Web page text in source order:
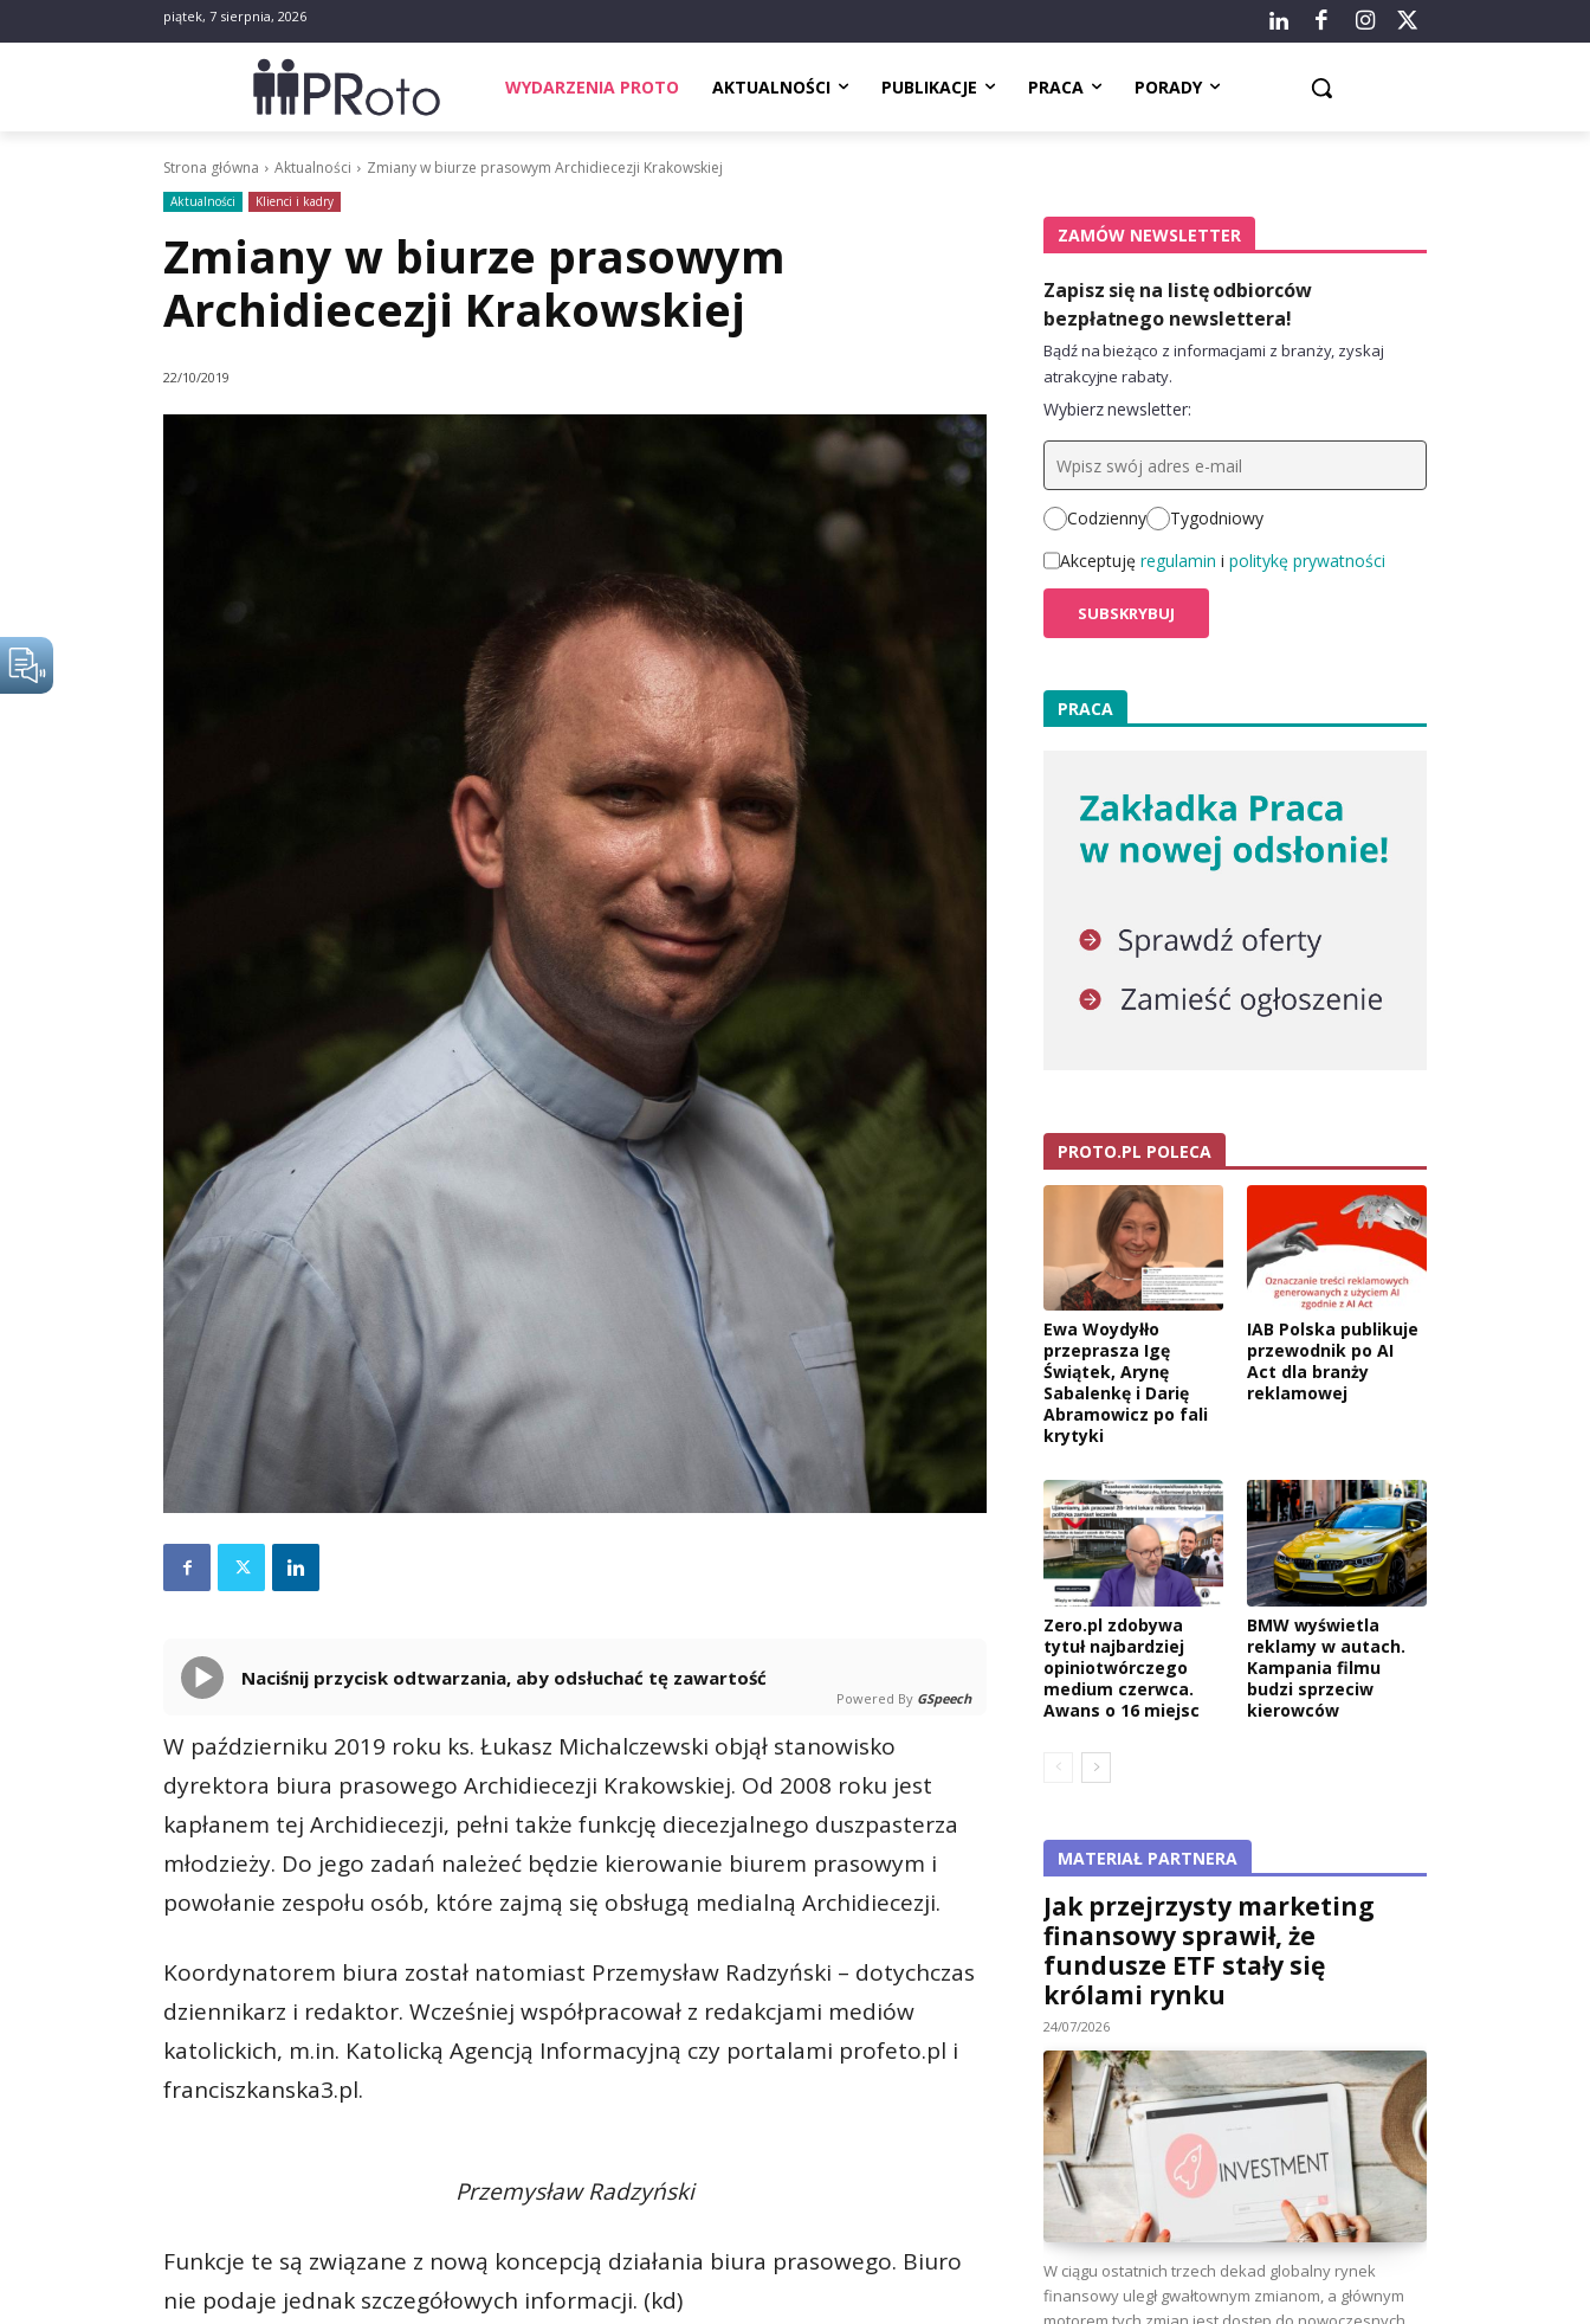
piątek, 7 sierpnia, 2026
WYDARZENIA PROTO AKTUALNOŚCI PUBLIKACJE PRACA PORADY
Strona główna Aktualności Zmiany w biurze prasowym Archidiecezji Krakowskiej
Aktualności Klienci i kadry
Zmiany w biurze prasowym
Archidiecezji Krakowskiej
22/10/2019
Naciśnij przycisk odtwarzania, aby odsłuchać tę zawartość
Powered By GSpeech
W październiku 2019 roku ks. Łukasz Michalczewski objął stanowisko
dyrektora biura prasowego Archidiecezji Krakowskiej. Od 2008 roku jest
kapłanem tej Archidiecezji, pełni także funkcję diecezjalnego duszpasterza
młodzieży. Do jego zadań należeć będzie kierowanie biurem prasowym i
powołanie zespołu osób, które zajmą się obsługą medialną Archidiecezji.
Koordynatorem biura został natomiast Przemysław Radzyński – dotychczas
dziennikarz i redaktor. Wcześniej współpracował z redakcjami mediów
katolickich, m.in. Katolicką Agencją Informacyjną czy portalami profeto.pl i
franciszkanska3.pl.
Przemysław Radzyński
Funkcje te są związane z nową koncepcją działania biura prasowego. Biuro
nie podaje jednak szczegółowych informacji. (kd)
ZAMÓW NEWSLETTER
Zapisz się na listę odbiorców
bezpłatnego newslettera!
Bądź na bieżąco z informacjami z branży, zyskaj
atrakcyjne rabaty.
Wybierz newsletter:
Codzienny
Tygodniowy
Akceptuję regulamin i politykę prywatności
PRACA
PROTO.PL POLECA
Ewa Woydyłło
przeprasza Igę
Świątek, Arynę
Sabalenkę i Darię
Abramowicz po fali
krytyki
IAB Polska publikuje
przewodnik po AI
Act dla branży
reklamowej
Zero.pl zdobywa
tytuł najbardziej
opiniotwórczego
medium czerwca.
Awans o 16 miejsc
BMW wyświetla
reklamy w autach.
Kampania filmu
budzi sprzeciw
kierowców
MATERIAŁ PARTNERA
Jak przejrzysty marketing
finansowy sprawił, że
fundusze ETF stały się
królami rynku
24/07/2026
W ciągu ostatnich trzech dekad globalny rynek
finansowy uległ gwałtownym zmianom, a głównym